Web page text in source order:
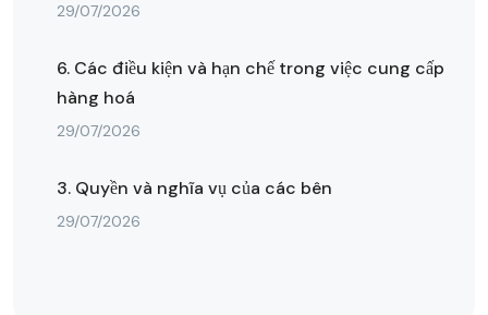
29/07/2026
6. Các điều kiện và hạn chế trong việc cung cấp
hàng hoá
29/07/2026
3. Quyền và nghĩa vụ của các bên
29/07/2026